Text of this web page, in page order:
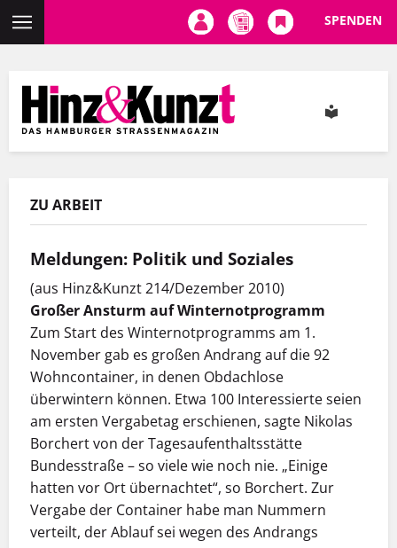
Inhalt
SPENDEN
ZU ARBEIT
Meldungen: Politik und Soziales
(aus Hinz&Kunzt 214/Dezember 2010)
Großer Ansturm auf Winternotprogramm
Zum Start des Winternotprogramms am 1.
November gab es großen Andrang auf die 92
Wohncontainer, in denen Obdachlose
überwintern können. Etwa 100 Interessierte seien
am ersten Vergabetag erschienen, sagte Nikolas
Borchert von der Tagesaufenthaltsstätte
Bundesstraße – so viele wie noch nie. „Einige
hatten vor Ort übernachtet“, so Borchert. Zur
Vergabe der Container habe man Nummern
verteilt, der Ablauf sei wegen des Andrangs